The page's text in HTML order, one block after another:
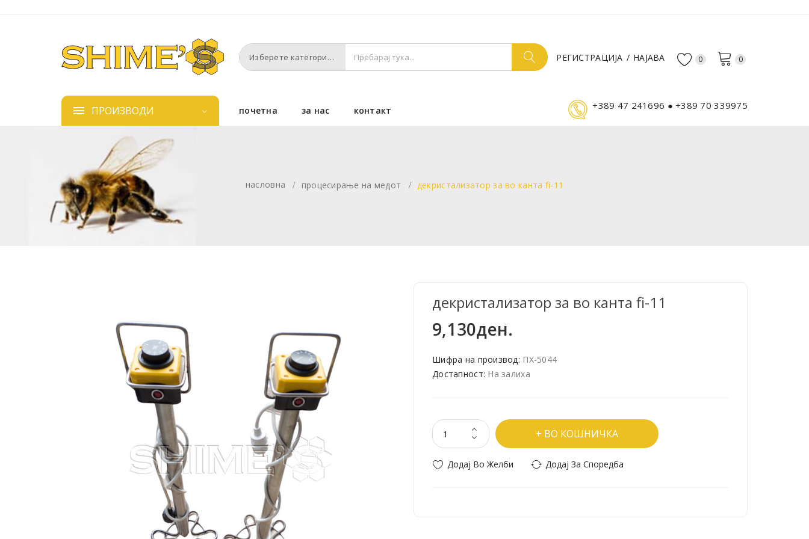
РЕГИСТРАЦИЈА НАЈАВА 0
0
Изберете категории
ПРОИЗВОДИ почетна за нас контакт +389 47 241696 ● +389 70 339975
насловна процесирање на медот декристализатор за во канта fi-11
декристализатор за во канта fi-11
9,130ден.
Шифра на производ: ПХ-5044
Достапност: На залиха
ВО КОШНИЧКА
Додај Во Желби Додај За Споредба